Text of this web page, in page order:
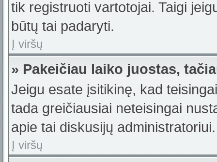
tik registruoti vartotojai. Taigi
būtų tai padaryti.
Į viršų
» Pakeičiau laiko juostas,
Jeigu esate įsitikinę, kad
tada greičiausiai neteisingai
apie tai diskusijų administratoriui.
Į viršų